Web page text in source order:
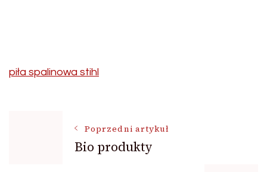
piła spalinowa stihl
NawigacjaPoprzedni artykuł
Bio produkty